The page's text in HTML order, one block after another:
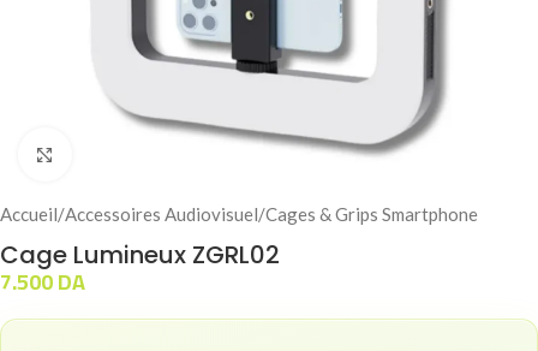
Accueil/Accessoires Audiovisuel/Cages & Grips Smartphone
Cage Lumineux ZGRL02
7.500DA